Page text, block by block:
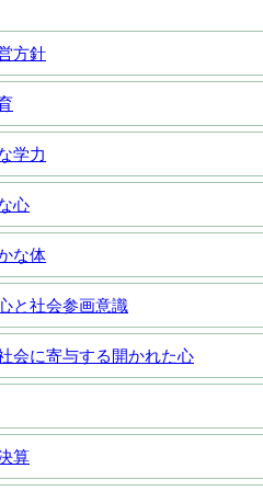
方針
学力
心
な体
と社会参画意識
会に寄与する開かれた心
算